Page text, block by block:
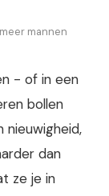
mannen
- of in een
bollen
nieuwigheid,
dan
ze je in